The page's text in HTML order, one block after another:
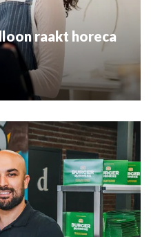
raakt horeca